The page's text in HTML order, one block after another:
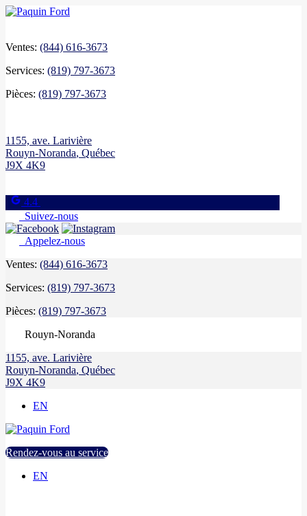
Ventes: (844) 616-3673
Services: (819) 797-3673
Pièces: (819) 797-3673
1155, ave. Larivière
Rouyn-Noranda, Québec
J9X 4K9
4.4
Suivez-nous
Appelez-nous
Ventes: (844) 616-3673
Services: (819) 797-3673
Pièces: (819) 797-3673
Rouyn-Noranda
1155, ave. Larivière
Rouyn-Noranda, Québec
J9X 4K9
EN
Rendez-vous au service
EN